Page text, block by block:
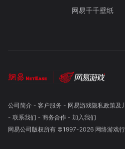
网易千千壁纸
公司简介- 客户服务 - 网易游戏隐私政策及
- 联系我们 - 商务合作- 加入我们
网易公司版权所有 ©1997-2026 网络游戏